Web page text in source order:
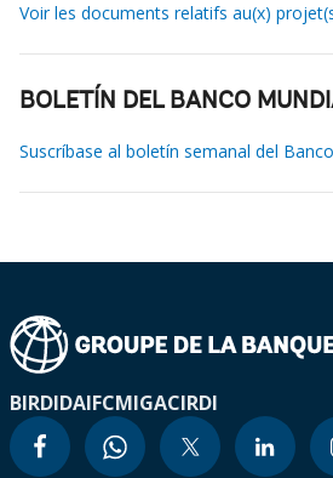
Voir les documents relatifs au(x)
BOLETÍN DEL BANCO
Suscríbase al boletín semanal del
BIRDIDAIFCMIGACIRDI